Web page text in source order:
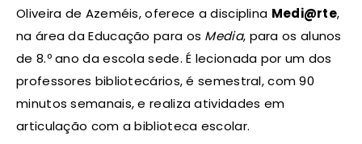
Oliveira de Azeméis, oferece a disciplina Medi@rte,
na área da Educação para os Media, para os alunos
de 8.º ano da escola sede. É lecionada por um dos
professores bibliotecários, é semestral, com 90
minutos semanais, e realiza atividades em
articulação com a biblioteca escolar.